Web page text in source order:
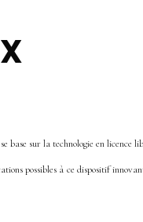
base sur la technologie en licence
possibles à ce dispositif